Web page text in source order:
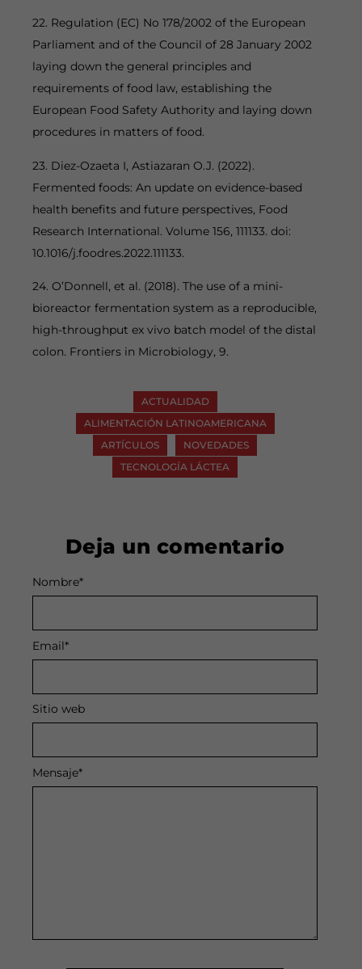
22. Regulation (EC) No 178/2002 of the European
Parliament and of the Council of 28 January 2002
laying down the general principles and
requirements of food law, establishing the
European Food Safety Authority and laying down
procedures in matters of food.
23. Diez-Ozaeta I, Astiazaran O.J. (2022).
Fermented foods: An update on evidence-based
health benefits and future perspectives, Food
Research International. Volume 156, 111133. doi:
10.1016/j.foodres.2022.111133.
24. O’Donnell, et al. (2018). The use of a mini-
bioreactor fermentation system as a reproducible,
high-throughput ex vivo batch model of the distal
colon. Frontiers in Microbiology, 9.
ACTUALIDAD
ALIMENTACIÓN LATINOAMERICANA
ARTÍCULOS
NOVEDADES
TECNOLOGÍA LÁCTEA
Deja un comentario
Mensaje*
Nombre*
Email*
Sitio web
Alternative: